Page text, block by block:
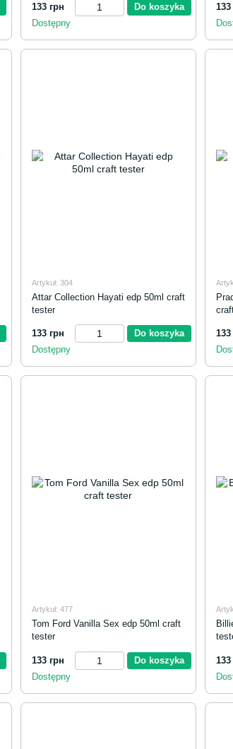
133 грн
Do koszyka
Dostępny
133
Artykuł: 304
Attar Collection Hayati edp 50ml craft
tester
133 грн
Do koszyka
Dostępny
133
Artykuł: 477
Tom Ford Vanilla Sex edp 50ml craft
tester
133 грн
Do koszyka
Dostępny
133